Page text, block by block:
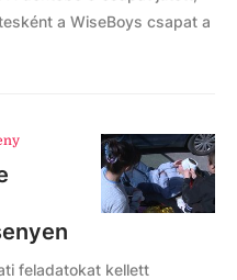
a WiseBoys csapat a
feladatokat kellett